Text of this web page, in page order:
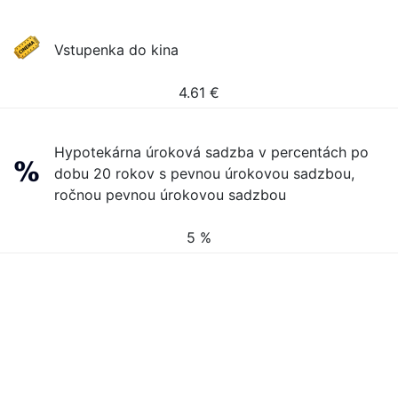
Vstupenka do kina
4.61 €
Hypotekárna úroková sadzba v percentách po
dobu 20 rokov s pevnou úrokovou sadzbou,
ročnou pevnou úrokovou sadzbou
5 %